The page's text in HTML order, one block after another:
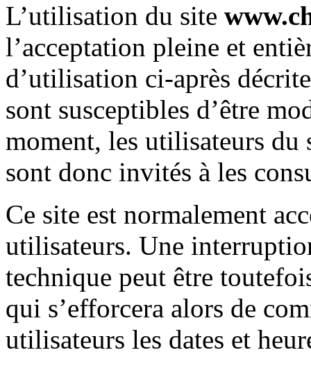
L’utilisation du site
l’acceptation pleine et
d’utilisation ci-après
sont susceptibles d’être
moment, les utilisateurs du
sont donc invités à les
Ce site est normalement
utilisateurs. Une
technique peut être
qui s’efforcera alors de
utilisateurs les dates et